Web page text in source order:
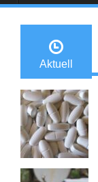
Aktuell